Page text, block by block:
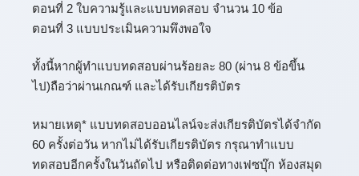
ตอนที่ 2 ใบความรู้และแบบทดสอบ จำนวน 10 ข้อ
ตอนที่ 3 แบบประเมินความพึงพอใจ
ทั้งนี้หากผู้ทำแบบทดสอบผ่านร้อยละ 80 (ผ่าน 8 ข้อขึ้น
ไป)ถือว่าผ่านเกณฑ์ และได้รับเกียรติบัตร
หมายเหตุ* แบบทดสอบออนไลน์จะส่งเกียรติบัตรได้จำกัด
60 ครั้งต่อวัน หากไม่ได้รับเกียรติบัตร กรุณาทำแบบ
ทดสอบอีกครั้งในวันถัดไป หรือติดต่อทางเฟซบุ๊ก ห้องสมุด